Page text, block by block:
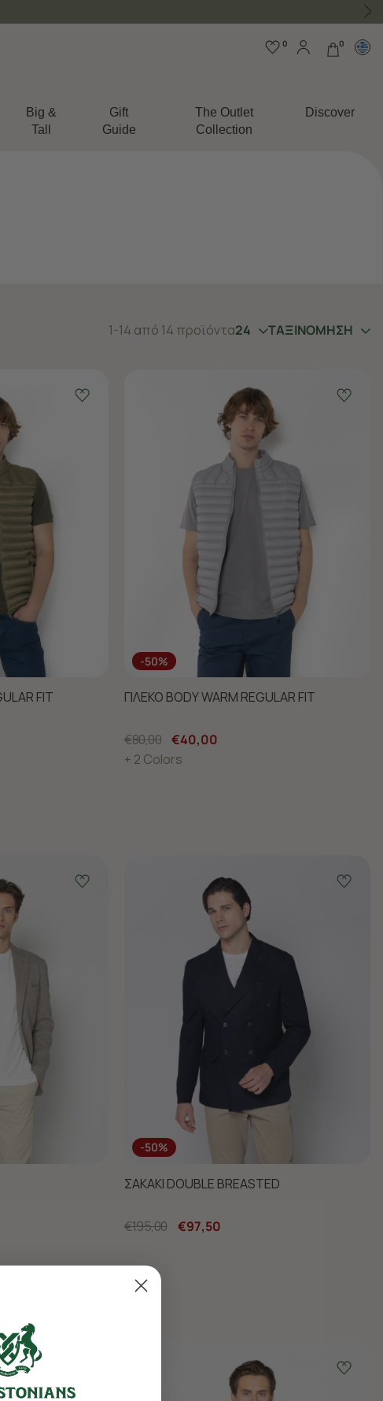
0 0
Big &
Tall
Gift
Guide
The Outlet
Collection
Discover
1-14 από 14 προϊόντα24 ΤΑΞΙΝΟΜΗΣΗ
FIT
-50%
ΓΙΛΕΚΟ BODY WARM REGULAR FIT
€80,00 €40,00
+ 2 Colors
-50%
ΣΑΚΑΚΙ DOUBLE BREASTED
€195,00 €97,50